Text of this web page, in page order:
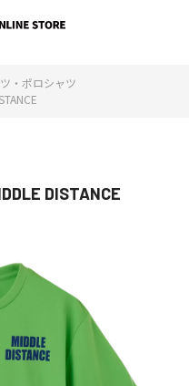
・ポロシャツ
DISTANCE